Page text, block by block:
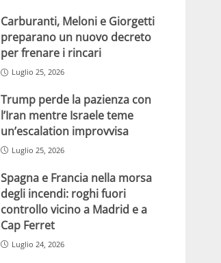
Carburanti, Meloni e Giorgetti
preparano un nuovo decreto
per frenare i rincari
Luglio 25, 2026
Trump perde la pazienza con
l’Iran mentre Israele teme
un’escalation improvvisa
Luglio 25, 2026
Spagna e Francia nella morsa
degli incendi: roghi fuori
controllo vicino a Madrid e a
Cap Ferret
Luglio 24, 2026